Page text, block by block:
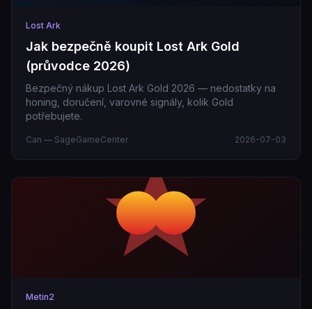
Lost Ark
Jak bezpečně koupit Lost Ark Gold
(průvodce 2026)
Bezpečný nákup Lost Ark Gold 2026 — nedostatky na
honing, doručení, varovné signály, kolik Gold
potřebujete.
Can — SageGameCenter 2026-07-03
Metin2